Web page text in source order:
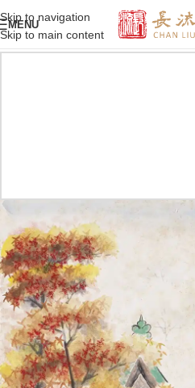
Skip to navigation
Skip to main content
MENU